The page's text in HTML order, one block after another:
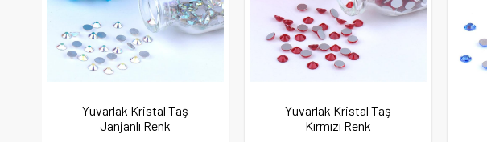
Yuvarlak Kristal Taş
Janjanlı Renk
Yuvarlak Kristal Taş
Kırmızı Renk